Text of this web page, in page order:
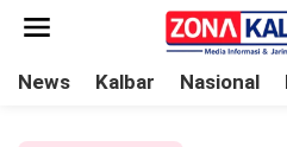
News Kalbar Nasional